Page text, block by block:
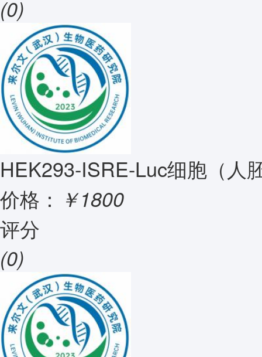
(0)
HEK293-ISRE-Luc细胞（人
价格： ￥1800
评分
(0)